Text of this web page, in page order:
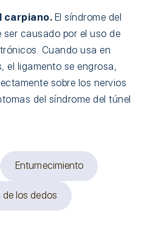
carpiano. El síndrome del
ser causado por el uso de
Cuando usa en
el ligamento se engrosa,
sobre los nervios
del síndrome del túnel
Entumecimiento
los dedos